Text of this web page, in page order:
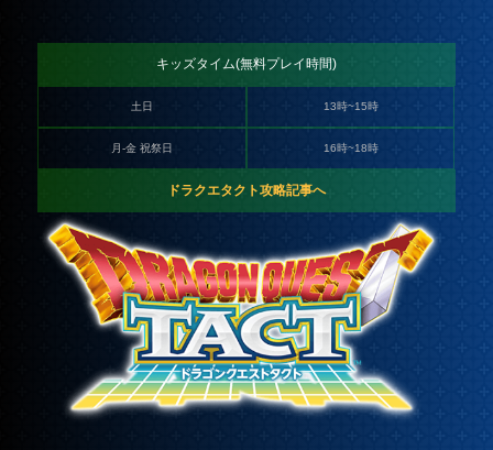
キッズタイム(無料プレイ時間)
土日 13時~15時
月-金 祝祭日 16時~18時
ドラクエタクト攻略記事へ